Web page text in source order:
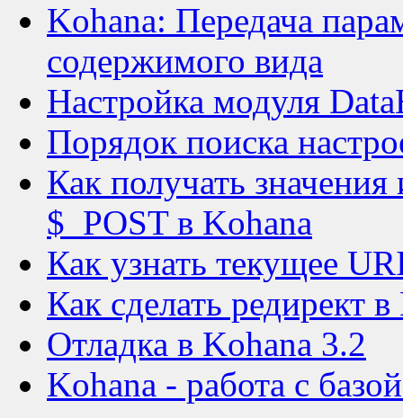
Kohana: Передача
содержимого вида
Настройка модуля
Порядок поиска
Как получать значения
$_POST в Kohana
Как узнать текущее
Как сделать редирект
Отладка в Kohana 3.2
Kohana - работа с